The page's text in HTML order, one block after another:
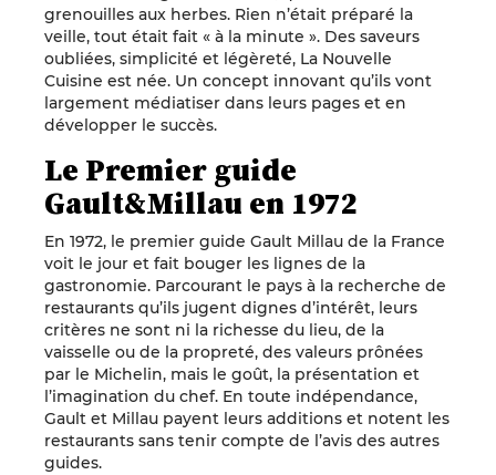
grenouilles aux herbes. Rien n’était préparé la
veille, tout était fait « à la minute ». Des saveurs
oubliées, simplicité et légèreté, La Nouvelle
Cuisine est née. Un concept innovant qu’ils vont
largement médiatiser dans leurs pages et en
développer le succès.
Le Premier guide
Gault&Millau en 1972
En 1972, le premier guide Gault Millau de la France
voit le jour et fait bouger les lignes de la
gastronomie. Parcourant le pays à la recherche de
restaurants qu’ils jugent dignes d’intérêt, leurs
critères ne sont ni la richesse du lieu, de la
vaisselle ou de la propreté, des valeurs prônées
par le Michelin, mais le goût, la présentation et
l’imagination du chef. En toute indépendance,
Gault et Millau payent leurs additions et notent les
restaurants sans tenir compte de l’avis des autres
guides.